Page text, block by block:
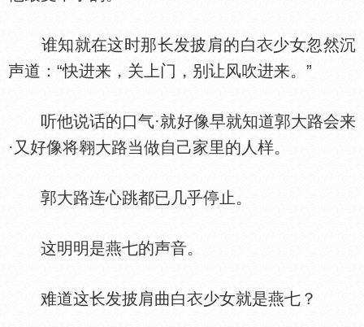
谁知就在这时那长发披肩的白
少女忽然沉
声道：“快进来，关上门，别让风吹进来。”
听他说话的口气·就好像早就知道郭大路会来
·又好像将翱大路当做自己家里的人样。
郭大路连心跳都已几乎停止。
这明明是燕七的声音。
难道这长发披肩曲白 少女就是燕七？